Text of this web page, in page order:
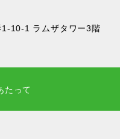
10-1 ラムザタワー3階
たって